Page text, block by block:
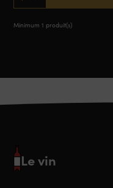
Minimum 1 produit(s)
Le vin